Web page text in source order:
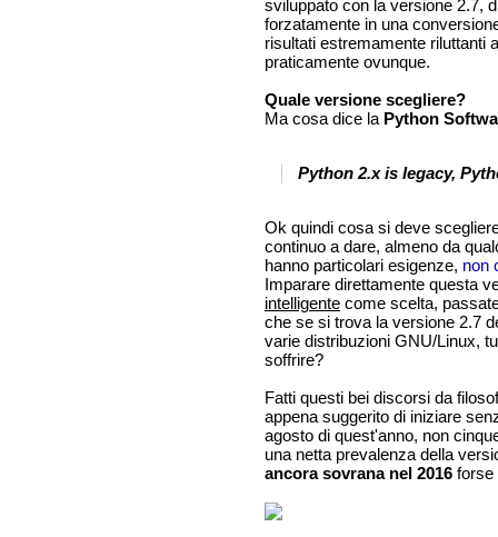
sviluppato con la versione 2.7,
forzatamente in una
risultati estremamente riluttanti
praticamente ovunque.
Quale versione scegliere?
Ma cosa dice la Python
Python 2.x is legacy,
Ok quindi cosa si deve
continuo a dare, almeno da
hanno particolari esigenze, non
Imparare direttamente questa
intelligentecome scelta,
che se si trova la versione 2.7
varie distribuzioni GNU/Linux,
soffrire?
Fatti questi bei discorsi da
appena suggerito di iniziare
agosto di quest'anno, non
una netta prevalenza della
ancora sovrana nel 2016forse